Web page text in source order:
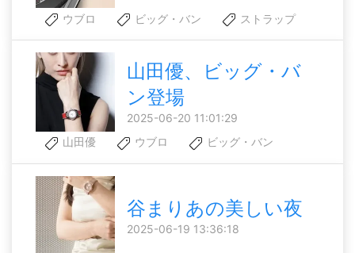
ウブロ
ビッグ・バン ストラップ
山田優、ビッグ・バ
ン登場
2025-06-20 11:01:29
山田優
ウブロ ビッグ・バン
谷まりあの美しい夜
2025-06-19 13:36:18